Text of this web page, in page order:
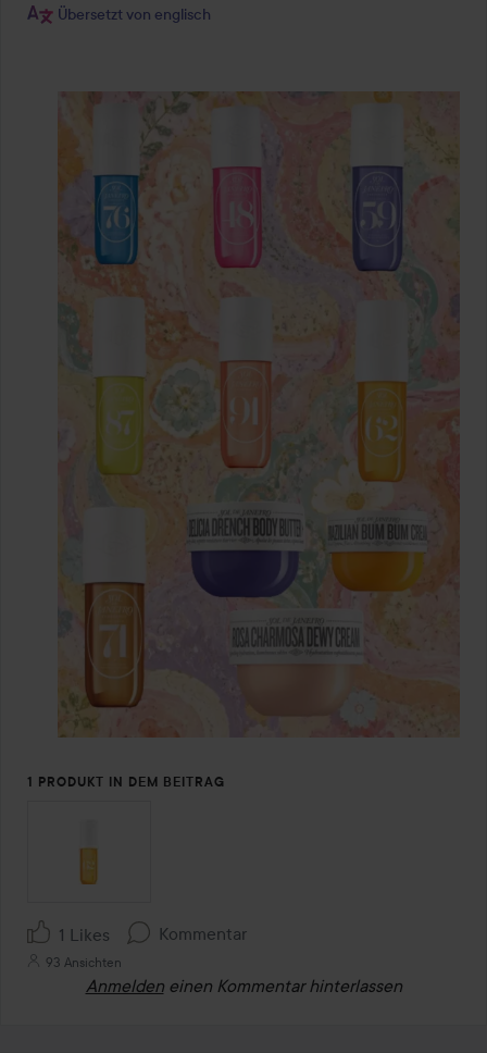
Übersetzt von englisch
1 PRODUKT IN DEM BEITRAG
1 Likes Kommentar
93 Ansichten
Anmelden einen Kommentar hinterlassen